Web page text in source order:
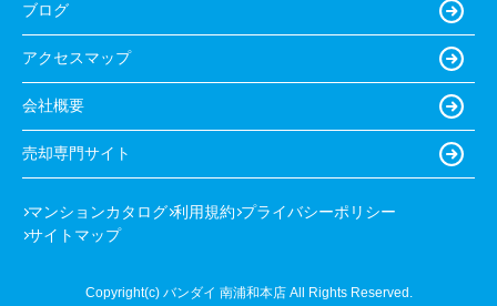
ブログ
アクセスマップ
会社概要
売却専門サイト
マンションカタログ 利用規約 プライバシーポリシー
サイトマップ
Copyright(c) バンダイ 南浦和本店 All Rights Reserved.